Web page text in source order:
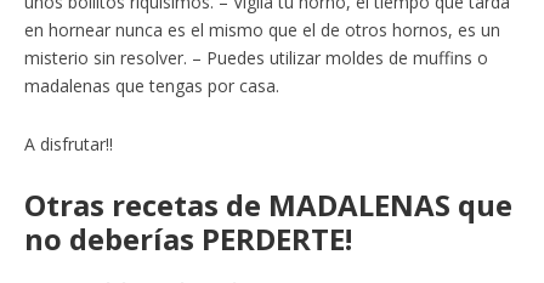
en hornear nunca es el mismo que el de otros hornos, es un
misterio sin resolver. – Puedes utilizar moldes de muffins o
madalenas que tengas por casa.
A disfrutar!!
Otras recetas de MADALENAS que
no deberías PERDERTE!